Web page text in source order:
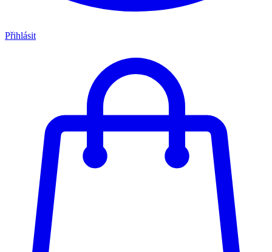
Přihlásit